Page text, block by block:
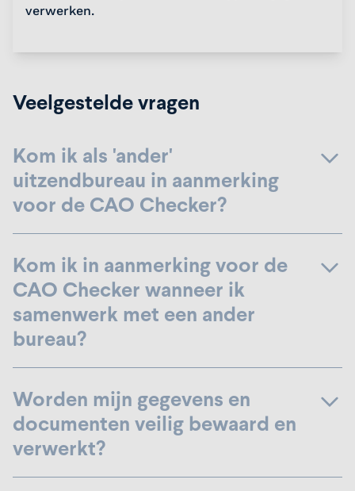
verwerken.
Veelgestelde vragen
Kom ik als 'ander'
uitzendbureau in aanmerking
voor de CAO Checker?
Kom ik in aanmerking voor de
CAO Checker wanneer ik
samenwerk met een ander
bureau?
Worden mijn gegevens en
documenten veilig bewaard en
verwerkt?